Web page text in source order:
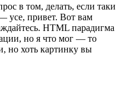
в том, делать, если таки
усе, привет. Вот вам
HTML парадигма
но я что мог — то
но хоть картинку вы